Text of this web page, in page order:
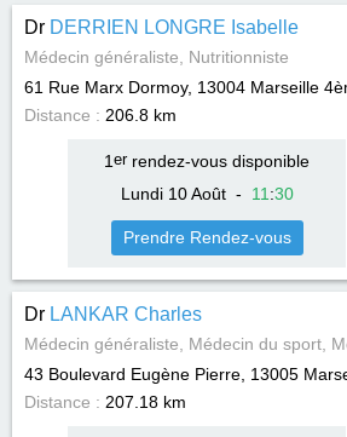
Dr DERRIEN LONGRE Isabelle
Médecin généraliste, Nutritionniste
61 Rue Marx Dormoy, 13004 Marseille
Distance : 206.8 km
1 errendez-vous disponible
Lundi 10 Août- 11 :30
Prendre Rendez-vous
Dr LANKAR Charles
Médecin généraliste, Médecin du sport,
43 Boulevard Eugène Pierre, 13005
Distance : 207.18 km